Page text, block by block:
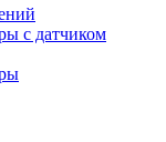
с датчиком